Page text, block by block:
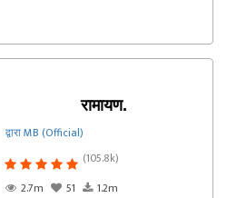
रामायण.
द्वारा MB (Official)
(105.8k)
2.7m
51 1.2m